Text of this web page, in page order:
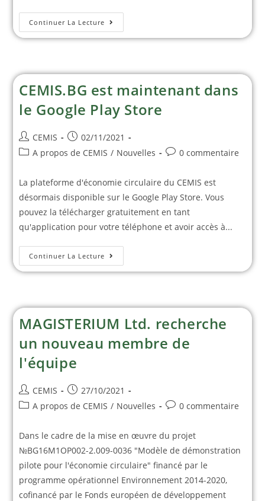
Continuer La Lecture
CEMIS.BG est maintenant dans
le Google Play Store
CEMIS
02/11/2021
A propos de CEMIS / Nouvelles 0 commentaire
La plateforme d'économie circulaire du CEMIS est
désormais disponible sur le Google Play Store. Vous
pouvez la télécharger gratuitement en tant
qu'application pour votre téléphone et avoir accès à...
Continuer La Lecture
MAGISTERIUM Ltd. recherche
un nouveau membre de
l'équipe
CEMIS
27/10/2021
A propos de CEMIS / Nouvelles 0 commentaire
Dans le cadre de la mise en œuvre du projet
№BG16M1OP002-2.009-0036 "Modèle de démonstration
pilote pour l'économie circulaire" financé par le
programme opérationnel Environnement 2014-2020,
cofinancé par le Fonds européen de développement